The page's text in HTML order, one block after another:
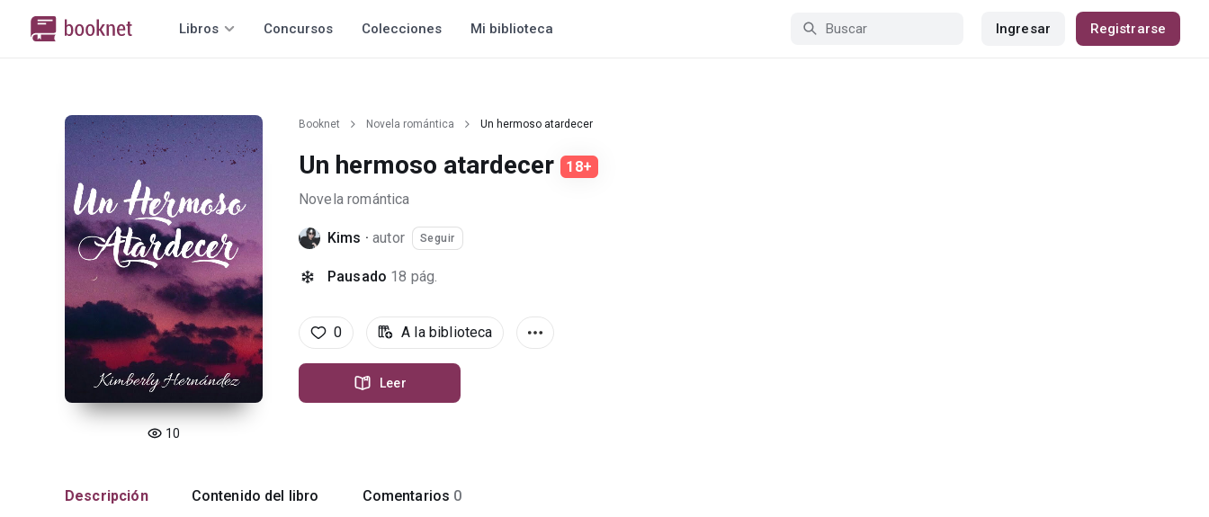
Libros Concursos Colecciones Mi biblioteca Ingresar Registrarse
10
Booknet Novela romántica Un hermoso atardecer
Un hermoso atardecer
18+
Novela romántica
Kims ·autor Seguir
Pausado 18 pág.
0 A la biblioteca
Leer
Descripción Contenido del libro Comentarios 0